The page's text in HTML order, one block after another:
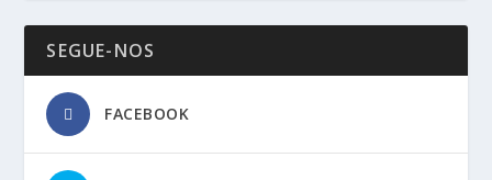
SEGUE-NOS
FACEBOOK